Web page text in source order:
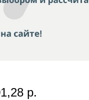
р.